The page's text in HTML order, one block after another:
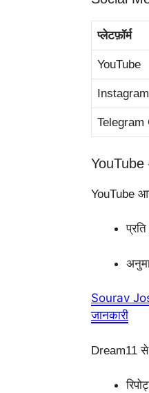
प्लेटफ़ॉर्म
YouTube
Instagram
Telegram
YouTube
Sourav
जानकारी
Dream11